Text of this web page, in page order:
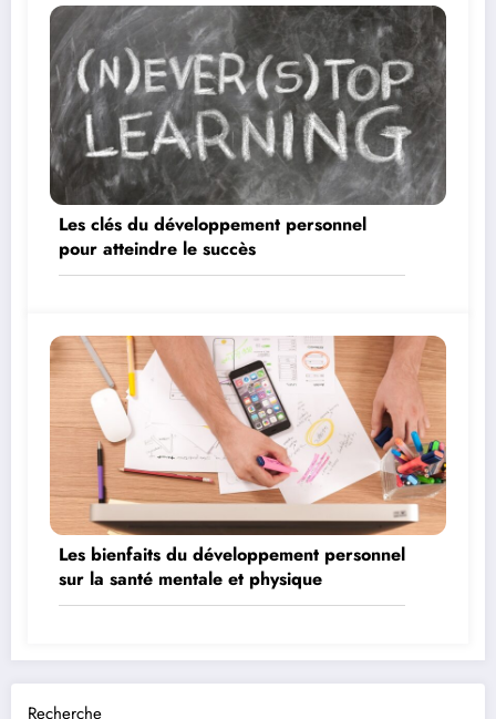
Les clés du développement personnel
pour atteindre le succès
Les bienfaits du développement personnel
sur la santé mentale et physique
Recherche